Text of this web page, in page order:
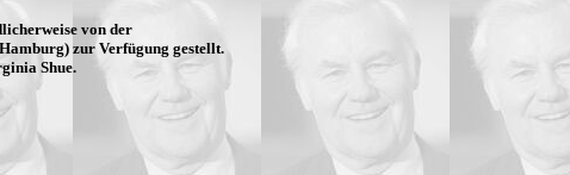
von der
zur Verfügung gestellt.
Shue.